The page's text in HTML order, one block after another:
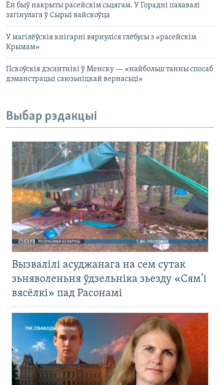
Ён быў накрыты расейскім сьцягам. У Горадні пахавалі
загінулага ў Сырыі вайскоўца
У магілёўскія кнігарні вярнуліся глёбусы з «расейскім
Крымам»
Пскоўскія дэсантнікі ў Менску — «найбольш танны спосаб
дэманстрацыі саюзьніцкай вернасьці»
Выбар рэдакцыі
Вызвалілі асуджанага на сем сутак
зьняволеньня ўдзельніка зьезду «Сям’і
вясёлкі» пад Расонамі